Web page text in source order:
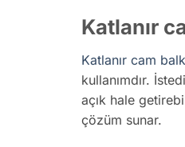
Katlanır
Katlanır cam
kullanımdır.
açık hale
çözüm sunar.